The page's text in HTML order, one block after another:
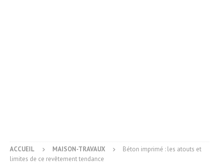
ACCUEIL MAISON-TRAVAUX
Béton imprimé : les atouts et
limites de ce revêtement tendance